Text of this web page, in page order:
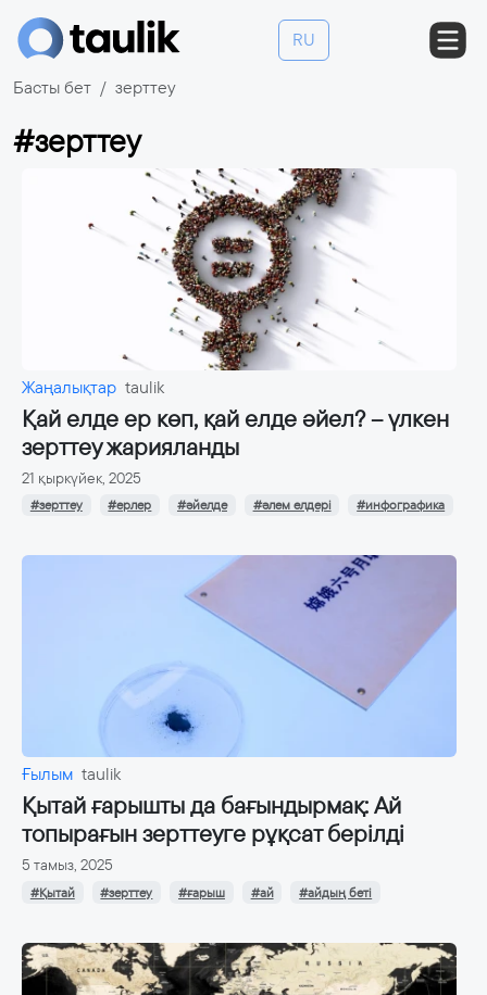
RU
Басты бет зерттеу
#зерттеу
Жаңалықтар taulik
Қай елде ер көп, қай елде әйел? – үлкен
зерттеу жарияланды
21 қыркүйек, 2025
#зерттеу #ерлер #әйелде #әлем елдері #инфографика
Ғылым taulik
Қытай ғарышты да бағындырмақ: Ай
топырағын зерттеуге рұқсат берілді
5 тамыз, 2025
#Қытай #зерттеу #ғарыш #ай #айдың беті